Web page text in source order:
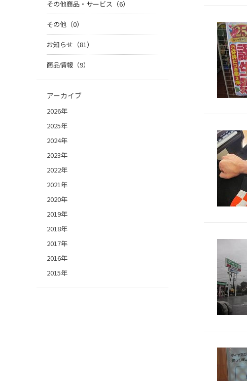
その他商品・サービス（6）
その他（0）
お知らせ（81）
商品情報（9）
アーカイブ
2026年
2025年
2024年
2023年
2022年
2021年
2020年
2019年
2018年
2017年
2016年
2015年